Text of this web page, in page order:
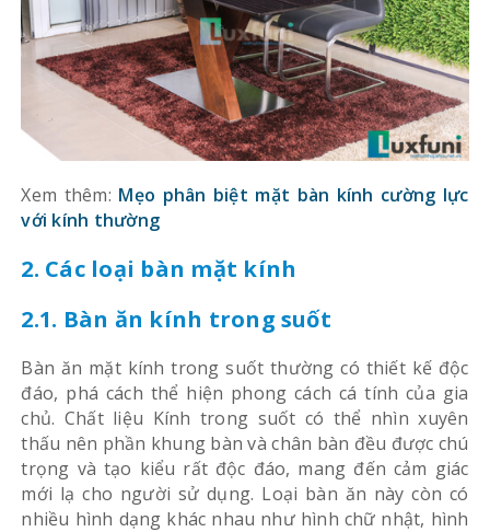
Xem thêm: Mẹo phân biệt mặt bàn kính cường lực
với kính thường
2. Các loại bàn mặt kính
2.1. Bàn ăn kính trong suốt
Bàn ăn mặt kính trong suốt thường có thiết kế độc
đáo, phá cách thể hiện phong cách cá tính của gia
chủ. Chất liệu Kính trong suốt có thể nhìn xuyên
thấu nên phần khung bàn và chân bàn đều được chú
trọng và tạo kiểu rất độc đáo, mang đến cảm giác
mới lạ cho người sử dụng. Loại bàn ăn này còn có
nhiều hình dạng khác nhau như hình chữ nhật, hình